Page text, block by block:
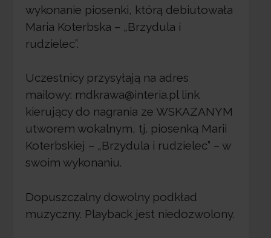
wykonanie piosenki, którą debiutowała
Maria Koterbska – „Brzydula i
rudzielec”.
Uczestnicy przysyłają na adres
mailowy: mdkrawa@interia.pl link
kierujący do nagrania ze WSKAZANYM
utworem wokalnym, tj. piosenką Marii
Koterbskiej – „Brzydula i rudzielec” – w
swoim wykonaniu.
Dopuszczalny dowolny podkład
muzyczny. Playback jest niedozwolony.